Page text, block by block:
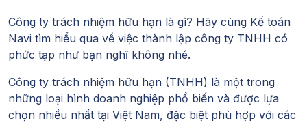
Công ty trách nhiệm hữu hạn là gì? Hãy cùng Kế toán
Navi tìm hiểu qua về việc thành lập công ty TNHH có
phức tạp như bạn nghĩ không nhé.
Công ty trách nhiệm hữu hạn (TNHH) là một trong
những loại hình doanh nghiệp phổ biến và được lựa
chọn nhiều nhất tại Việt Nam, đặc biệt phù hợp với các